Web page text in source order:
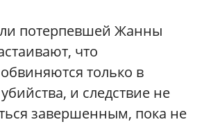
потерпевшей Жанны
что
только в
и следствие не
завершенным, пока не